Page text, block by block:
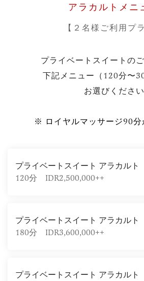
アラカルトメニ
【２名様ご利用プ
プライベートスイートの
下記メニュー（120分〜
お選びください
※ ロイヤルマッサージ90分
プライベートスイート アラカルト
120分 IDR2,500,000++
プライベートスイート アラカルト
180分 IDR3,600,000++
プライベートスイート アラカルト